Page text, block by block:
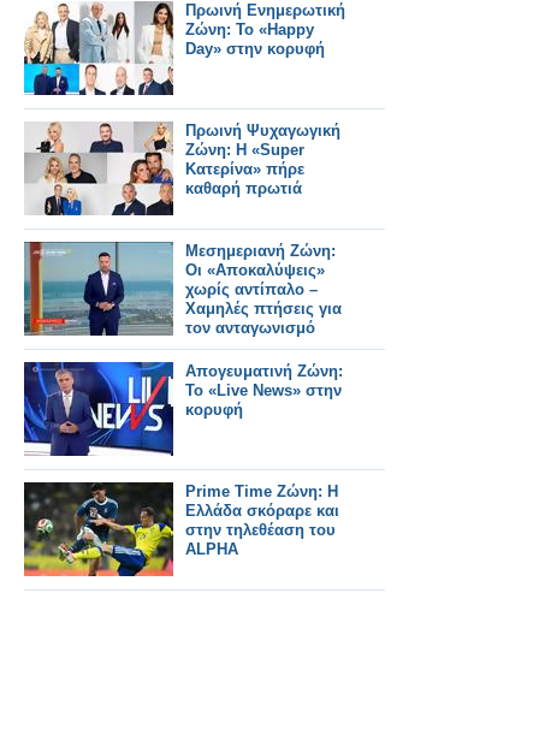
Πρωινή Ενημερωτική
Ζώνη: Το «Happy
Day» στην κορυφή
Πρωινή Ψυχαγωγική
Ζώνη: Η «Super
Κατερίνα» πήρε
καθαρή πρωτιά
Μεσημεριανή Ζώνη:
Οι «Αποκαλύψεις»
χωρίς αντίπαλο –
Χαμηλές πτήσεις για
τον ανταγωνισμό
Απογευματινή Ζώνη:
Το «Live News» στην
κορυφή
Prime Time Ζώνη: Η
Ελλάδα σκόραρε και
στην τηλεθέαση του
ALPHA